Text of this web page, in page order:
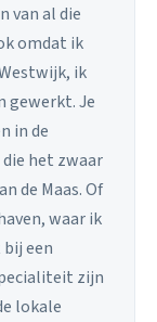
van al die
omdat ik
ik
gewerkt. Je
in de
het zwaar
de Maas. Of
waar ik
een
zijn
lokale